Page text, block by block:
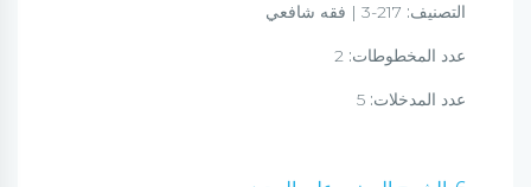
التصنيف:
عدد المخطوطات:
عدد المدخلات: